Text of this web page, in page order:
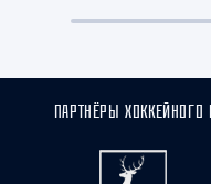
ПАРТНЁРЫ ХОККЕЙНОГО